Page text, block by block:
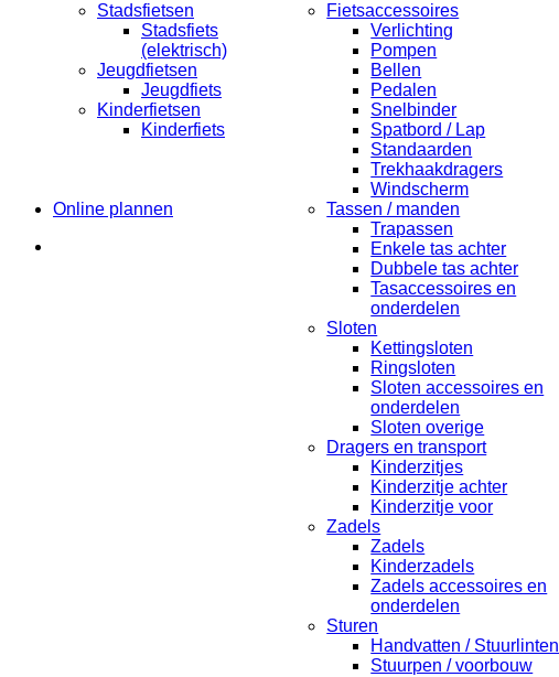
Online plannen
Stadsfietsen
Stadsfiets
(elektrisch)
Jeugdfietsen
Jeugdfiets
Kinderfietsen
Kinderfiets
Fietsaccessoires
Verlichting
Pompen
Bellen
Pedalen
Snelbinder
Spatbord / Lap
Standaarden
Trekhaakdragers
Windscherm
Tassen / manden
Trapassen
Enkele tas achter
Dubbele tas achter
Tasaccessoires en
onderdelen
Sloten
Kettingsloten
Ringsloten
Sloten accessoires en
onderdelen
Sloten overige
Dragers en transport
Kinderzitjes
Kinderzitje achter
Kinderzitje voor
Zadels
Zadels
Kinderzadels
Zadels accessoires en
onderdelen
Sturen
Handvatten / Stuurlinten
Stuurpen / voorbouw